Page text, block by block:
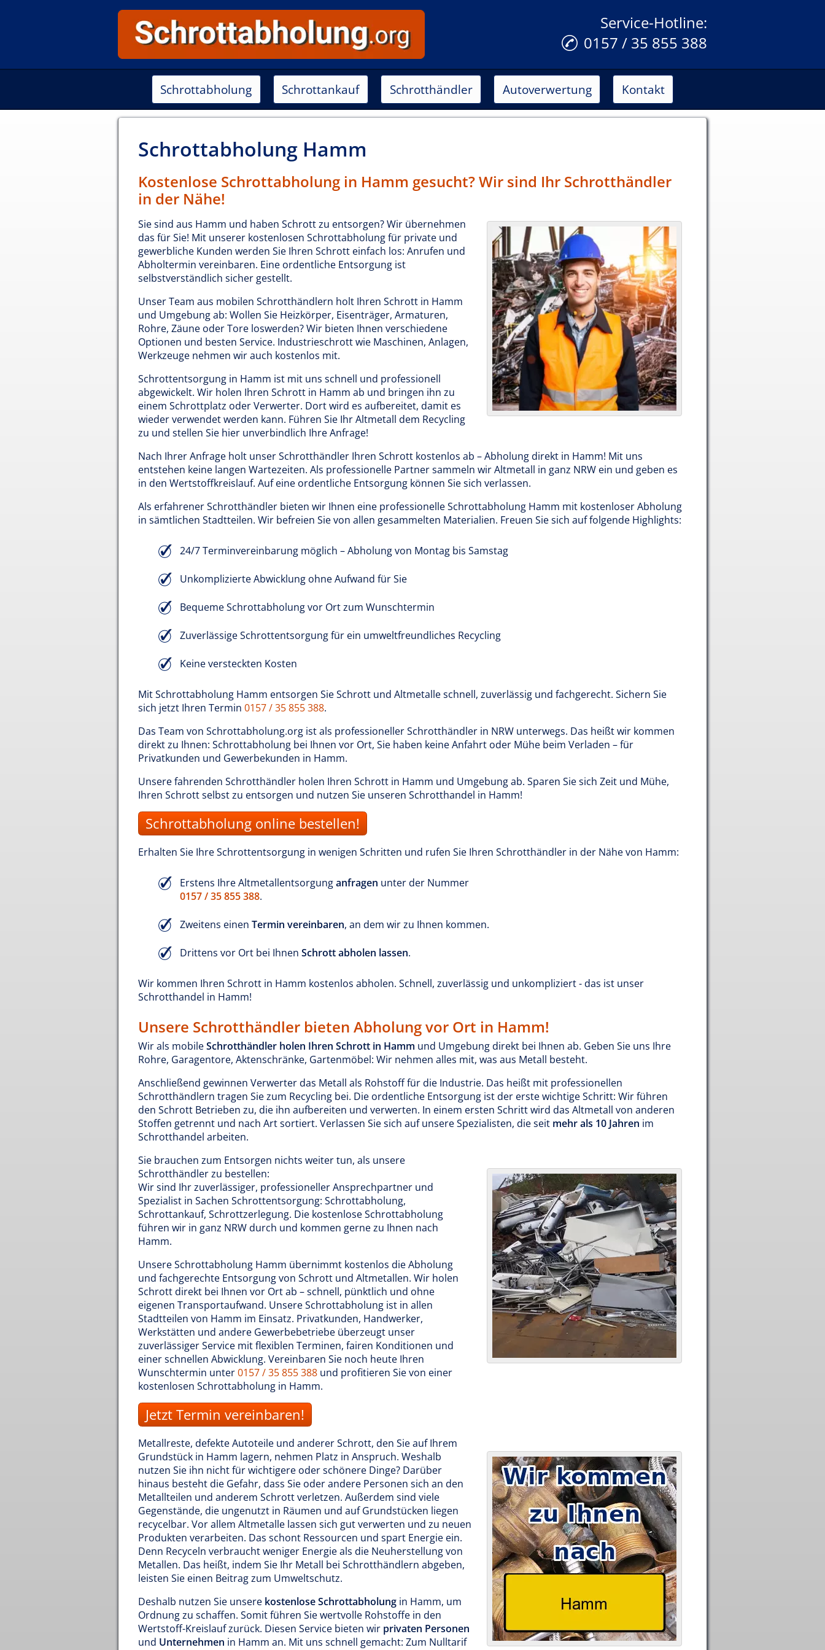
Service-Hotline:
0157 / 35 855 388
Schrottabholung Schrottankauf Schrotthändler Autoverwertung Kontakt
Schrottabholung Hamm
Kostenlose Schrottabholung in Hamm gesucht? Wir sind Ihr Schrotthändler
in der Nähe!
Sie sind aus Hamm und haben Schrott zu entsorgen? Wir übernehmen
das für Sie! Mit unserer kostenlosen Schrottabholung für private und
gewerbliche Kunden werden Sie Ihren Schrott einfach los: Anrufen und
Abholtermin vereinbaren. Eine ordentliche Entsorgung ist
selbstverständlich sicher gestellt.
Unser Team aus mobilen Schrotthändlern holt Ihren Schrott in Hamm
und Umgebung ab: Wollen Sie Heizkörper, Eisenträger, Armaturen,
Rohre, Zäune oder Tore loswerden? Wir bieten Ihnen verschiedene
Optionen und besten Service. Industrieschrott wie Maschinen, Anlagen,
Werkzeuge nehmen wir auch kostenlos mit.
Schrottentsorgung in Hamm ist mit uns schnell und professionell
abgewickelt. Wir holen Ihren Schrott in Hamm ab und bringen ihn zu
einem Schrottplatz oder Verwerter. Dort wird es aufbereitet, damit es
wieder verwendet werden kann. Führen Sie Ihr Altmetall dem Recycling
zu und stellen Sie hier unverbindlich Ihre Anfrage!
Nach Ihrer Anfrage holt unser Schrotthändler Ihren Schrott kostenlos ab – Abholung direkt in Hamm! Mit uns
entstehen keine langen Wartezeiten. Als professionelle Partner sammeln wir Altmetall in ganz NRW ein und geben es
in den Wertstoffkreislauf. Auf eine ordentliche Entsorgung können Sie sich verlassen.
Als erfahrener Schrotthändler bieten wir Ihnen eine professionelle Schrottabholung Hamm mit kostenloser Abholung
in sämtlichen Stadtteilen. Wir befreien Sie von allen gesammelten Materialien. Freuen Sie sich auf folgende Highlights:
24/7 Terminvereinbarung möglich – Abholung von Montag bis Samstag
Unkomplizierte Abwicklung ohne Aufwand für Sie
Bequeme Schrottabholung vor Ort zum Wunschtermin
Zuverlässige Schrottentsorgung für ein umweltfreundliches Recycling
Keine versteckten Kosten
Mit Schrottabholung Hamm entsorgen Sie Schrott und Altmetalle schnell, zuverlässig und fachgerecht. Sichern Sie
sich jetzt Ihren Termin 0157 / 35 855 388.
Das Team von Schrottabholung.org ist als professioneller Schrotthändler in NRW unterwegs. Das heißt wir kommen
direkt zu Ihnen: Schrottabholung bei Ihnen vor Ort, Sie haben keine Anfahrt oder Mühe beim Verladen – für
Privatkunden und Gewerbekunden in Hamm.
Unsere fahrenden Schrotthändler holen Ihren Schrott in Hamm und Umgebung ab. Sparen Sie sich Zeit und Mühe,
Ihren Schrott selbst zu entsorgen und nutzen Sie unseren Schrotthandel in Hamm!
Schrottabholung online bestellen!
Erhalten Sie Ihre Schrottentsorgung in wenigen Schritten und rufen Sie Ihren Schrotthändler in der Nähe von Hamm:
Erstens Ihre Altmetallentsorgunganfragen unter der Nummer
0157 / 35 855 388.
Zweitens einen Termin vereinbaren, an dem wir zu Ihnen kommen.
Drittens vor Ort bei Ihnen Schrott abholen lassen.
Wir kommen Ihren Schrott in Hamm kostenlos abholen. Schnell, zuverlässig und unkompliziert - das ist unser
Schrotthandel in Hamm!
Unsere Schrotthändler bieten Abholung vor Ort in Hamm!
Wir als mobileSchrotthändler holen Ihren Schrott in Hamm und Umgebung direkt bei Ihnen ab. Geben Sie uns Ihre
Rohre, Garagentore, Aktenschränke, Gartenmöbel: Wir nehmen alles mit, was aus Metall besteht.
Anschließend gewinnen Verwerter das Metall als Rohstoff für die Industrie. Das heißt mit professionellen
Schrotthändlern tragen Sie zum Recycling bei. Die ordentliche Entsorgung ist der erste wichtige Schritt: Wir führen
den Schrott Betrieben zu, die ihn aufbereiten und verwerten. In einem ersten Schritt wird das Altmetall von anderen
Stoffen getrennt und nach Art sortiert. Verlassen Sie sich auf unsere Spezialisten, die seit mehr als 10 Jahren im
Schrotthandel arbeiten.
Sie brauchen zum Entsorgen nichts weiter tun, als unsere
Schrotthändler zu bestellen:
Wir sind Ihr zuverlässiger, professioneller Ansprechpartner und
Spezialist in Sachen Schrottentsorgung: Schrottabholung,
Schrottankauf, Schrottzerlegung. Die kostenlose Schrottabholung
führen wir in ganz NRW durch und kommen gerne zu Ihnen nach
Hamm.
Unsere Schrottabholung Hamm übernimmt kostenlos die Abholung
und fachgerechte Entsorgung von Schrott und Altmetallen. Wir holen
Schrott direkt bei Ihnen vor Ort ab – schnell, pünktlich und ohne
eigenen Transportaufwand. Unsere Schrottabholung ist in allen
Stadtteilen von Hamm im Einsatz. Privatkunden, Handwerker,
Werkstätten und andere Gewerbebetriebe überzeugt unser
zuverlässiger Service mit flexiblen Terminen, fairen Konditionen und
einer schnellen Abwicklung. Vereinbaren Sie noch heute Ihren
Wunschtermin unter0157 / 35 855 388 und profitieren Sie von einer
kostenlosen Schrottabholung in Hamm.
Jetzt Termin vereinbaren!
Metallreste, defekte Autoteile und anderer Schrott, den Sie auf Ihrem
Grundstück in Hamm lagern, nehmen Platz in Anspruch. Weshalb
nutzen Sie ihn nicht für wichtigere oder schönere Dinge? Darüber
hinaus besteht die Gefahr, dass Sie oder andere Personen sich an den
Metallteilen und anderem Schrott verletzen. Außerdem sind viele
Gegenstände, die ungenutzt in Räumen und auf Grundstücken liegen
recycelbar. Vor allem Altmetalle lassen sich gut verwerten und zu neuen
Produkten verarbeiten. Das schont Ressourcen und spart Energie ein.
Denn Recyceln verbraucht weniger Energie als die Neuherstellung von
Metallen. Das heißt, indem Sie Ihr Metall bei Schrotthändlern abgeben,
leisten Sie einen Beitrag zum Umweltschutz.
Deshalb nutzen Sie unsere kostenlose Schrottabholung in Hamm, um
Ordnung zu schaffen. Somit führen Sie wertvolle Rohstoffe in den
Wertstoff-Kreislauf zurück. Diesen Service bieten wir privaten Personen
und Unternehmen in Hamm an. Mit uns schnell gemacht: Zum Nulltarif